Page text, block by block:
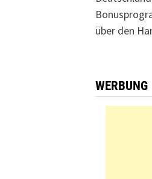
über den
WERBUNG